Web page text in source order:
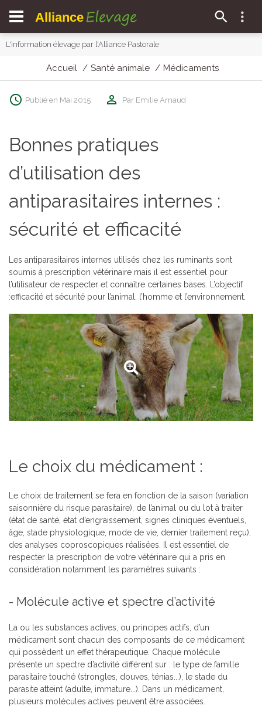
Alliance Elevage
L'information élevage par l'Alliance Pastorale
Accueil Santé animale Médicaments
Publié en Mai 2015 Par Emilie Arnaud
Bonnes pratiques
d’utilisation des
antiparasitaires internes :
sécurité et efficacité
Les antiparasitaires internes utilisés chez les ruminants sont
soumis à prescription vétérinaire mais il est essentiel pour
l’utilisateur de respecter et connaître certaines bases.
L’objectif
:efficacité et sécurité pour l’animal, l’homme et l’environnement.
Le choix du médicament :
Le choix de traitement se fera en fonction de la saison (variation
saisonnière du risque parasitaire), de l’animal ou du lot à traiter
(état de santé, état d’engraissement, signes cliniques éventuels,
âge, stade physiologique, mode de vie, dernier traitement reçu),
des analyses coproscopiques réalisées. Il est essentiel de
respecter la prescription de votre vétérinaire qui a pris en
considération notamment les paramètres suivants :
- Molécule active et spectre d’activité
La ou les substances actives, ou principes actifs, d’un
médicament sont chacun des composants de ce médicament
qui possèdent un effet thérapeutique. Chaque molécule
présente un spectre d’activité différent sur : le type de famille
parasitaire touché (strongles, douves, ténias...), le stade du
parasite atteint (adulte, immature...). Dans un médicament,
plusieurs molécules actives peuvent être associées.